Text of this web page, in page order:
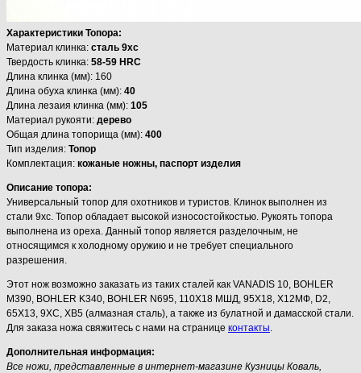
Характеристики Топора:
Материал клинка: сталь 9хс
Твердость клинка: 58-59 HRC
Длина клинка (мм): 160
Длина обуха клинка (мм): 40
Длина лезаия клинка (мм): 105
Материал рукояти: дерево
Общая длина топорища (мм): 400
Тип изделия: Топор
Комплектация: кожаные ножны, паспорт изделия
Описание топора:
Универсальный топор для охотников и туристов. Клинок выполнен из
стали 9хс. Топор обладает высокой износостойкостью. Рукоять топора
выполнена из ореха. Данный топор является разделочным, не
относящимся к холодному оружию и не требует специального
разрешения.
Этот нож возможно заказать из таких сталей как VANADIS 10, BOHLER
M390, BOHLER K340, BOHLER N695, 110Х18 МШД, 95Х18, Х12МФ, D2,
65Х13, 9ХС, ХВ5 (алмазная сталь), а также из булатной и дамасской стали.
Для заказа ножа свяжитесь с нами на странице контакты.
Дополнительная информация:
Все ножи, представленные в интернет-магазине Кузницы Коваль,